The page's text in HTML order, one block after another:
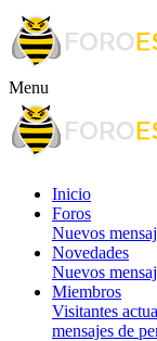
Menu
Inicio
Foros
Nuevos
Novedades
Nuevos
Miembros
Visitantes
mensajes de